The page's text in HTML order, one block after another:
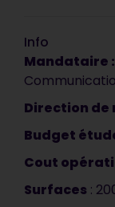
Info
Mandataire :
Direction de
Budget
Cout
Surfaces :